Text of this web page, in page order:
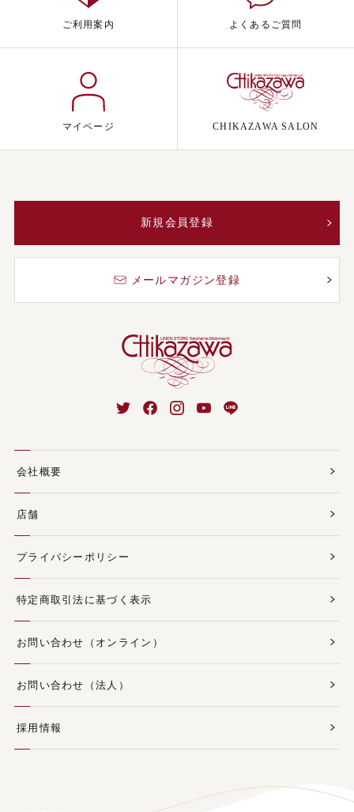
ご利用案内 よくあるご質問
マイページ CHIKAZAWA SALON
新規会員登録
メールマガジン登録
会社概要
店舗
プライバシーポリシー
特定商取引法に基づく表示
お問い合わせ（オンライン）
お問い合わせ（法人）
採用情報